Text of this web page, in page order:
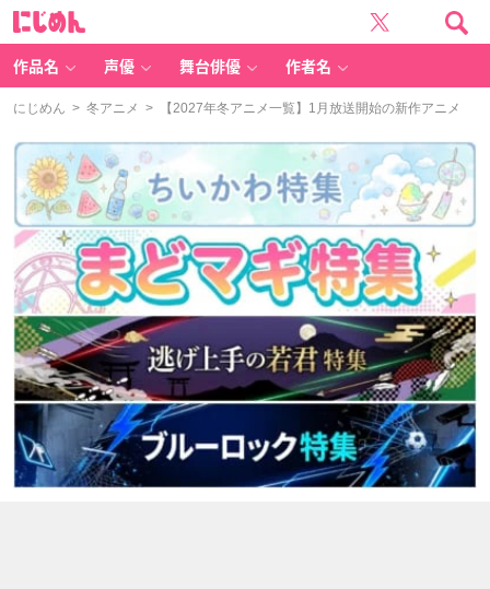
作品名 声優 舞台俳優 作者名
にじめん > 冬アニメ > 【2027年冬アニメ一覧】1月放送開始の新作アニメ